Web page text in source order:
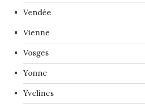
Vendée
Vienne
Vosges
Yonne
Yvelines